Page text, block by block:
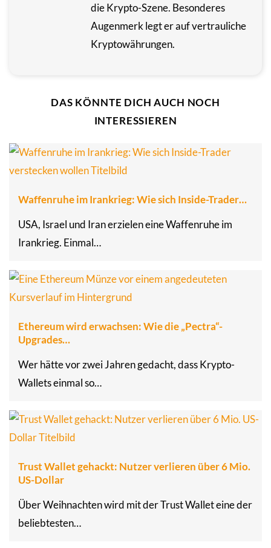
die Krypto-Szene. Besonderes
Augenmerk legt er auf vertrauliche
Kryptowährungen.
DAS KÖNNTE DICH AUCH NOCH
INTERESSIEREN
Waffenruhe im Irankrieg: Wie sich Inside-Trader…
USA, Israel und Iran erzielen eine Waffenruhe im
Irankrieg. Einmal…
Ethereum wird erwachsen: Wie die „Pectra“-
Upgrades…
Wer hätte vor zwei Jahren gedacht, dass Krypto-
Wallets einmal so…
Trust Wallet gehackt: Nutzer verlieren über 6 Mio.
US-Dollar
Über Weihnachten wird mit der Trust Wallet eine der
beliebtesten…